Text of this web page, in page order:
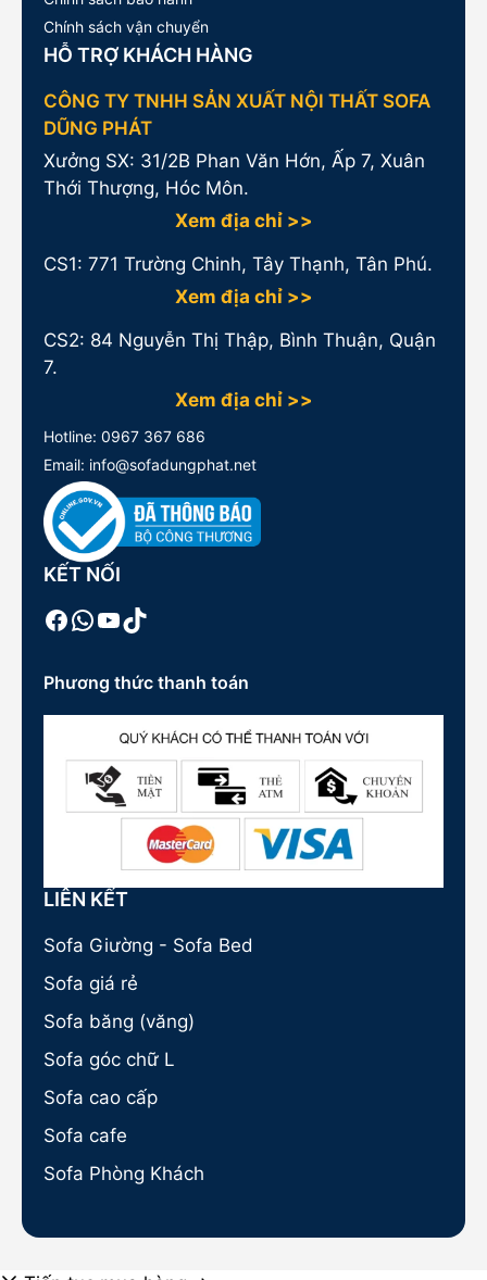
Chính sách vận chuyển
HỖ TRỢ KHÁCH HÀNG
CÔNG TY TNHH SẢN XUẤT NỘI THẤT SOFA
DŨNG PHÁT
Xưởng SX: 31/2B Phan Văn Hớn, Ấp 7, Xuân
Thới Thượng, Hóc Môn.
Xem địa chỉ >>
CS1: 771 Trường Chinh, Tây Thạnh, Tân Phú.
Xem địa chỉ >>
CS2: 84 Nguyễn Thị Thập, Bình Thuận, Quận
7.
Xem địa chỉ >>
Hotline: 0967 367 686
Email: info@sofadungphat.net
KẾT NỐI
Facebook
WhatsApp
Youtube
TikTok
Phương thức thanh toán
LIÊN KẾT
Sofa Giường - Sofa Bed
Sofa giá rẻ
Sofa băng (văng)
Sofa góc chữ L
Sofa cao cấp
Sofa cafe
Sofa Phòng Khách